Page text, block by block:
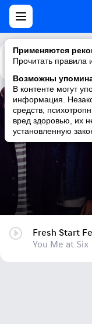
Применяются
Прочитать
Возможны
В контенте могут
информация.
средств,
вред здоровью, их
установленную
Каталог
Fresh Start
You Me at Six
Fresh Start
You Me at Six